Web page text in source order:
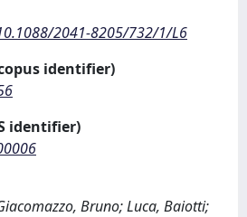
2041-8205/732/1/L6
identifier)
identifier)
Bruno; Luca, Baiotti;